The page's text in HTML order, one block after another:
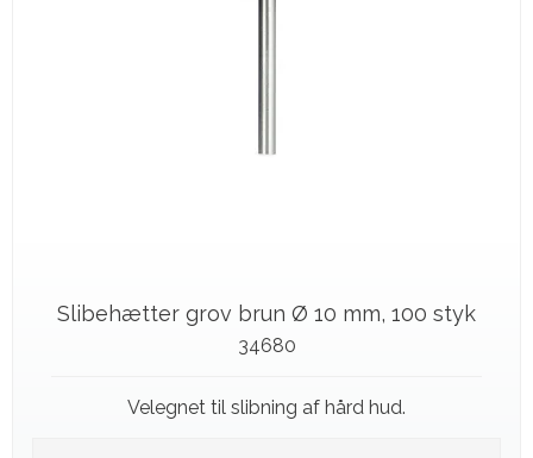
Slibehætter grov brun Ø 10 mm, 100 styk
34680
Velegnet til slibning af hård hud.